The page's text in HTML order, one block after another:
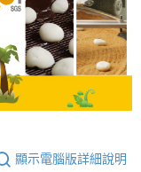
顯示電腦版詳細說明